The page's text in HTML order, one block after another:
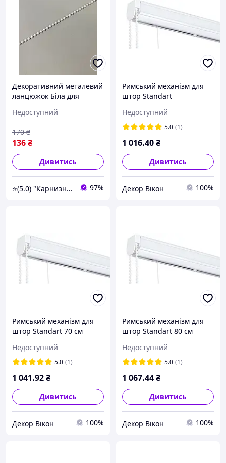
Декоративний металевий
ланцюжок Біла для
Недоступний
136₴
170 ₴
Дивитись
⭐️(5.0) "Карнизний Гуру" інтернет-магазин карнизів, штор, гардин і жалюзі 97%
Римський механізм для
штор Standart
Недоступний
5.0 (1)
1 016.40₴
Дивитись
Декор Вікон 100%
Римський механізм для
штор Standart 70 см
Недоступний
5.0 (1)
1 041.92₴
Дивитись
Декор Вікон 100%
Римський механізм для
штор Standart 80 см
Недоступний
5.0 (1)
1 067.44₴
Дивитись
Декор Вікон 100%